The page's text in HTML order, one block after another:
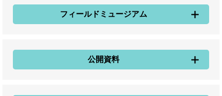
フィールドミュージアム
公開資料